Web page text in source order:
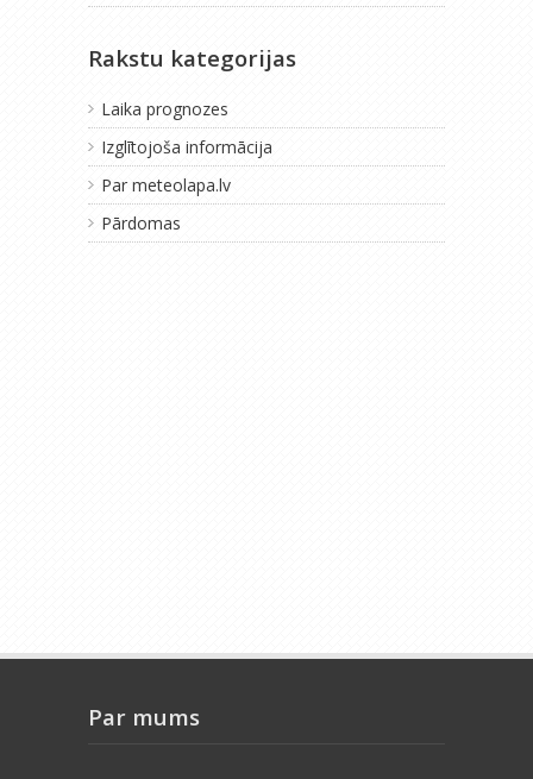
Rakstu kategorijas
Laika prognozes
Izglītojoša informācija
Par meteolapa.lv
Pārdomas
Par mums